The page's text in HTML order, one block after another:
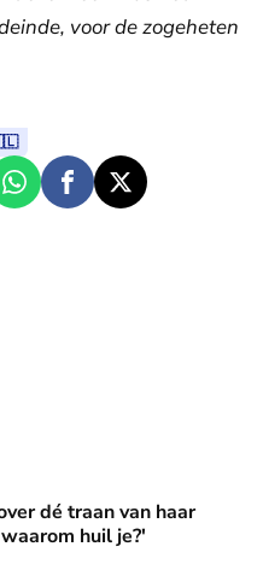
voor de zogeheten
haar moeder: 'Mama
dé traan van haar
huil je?'